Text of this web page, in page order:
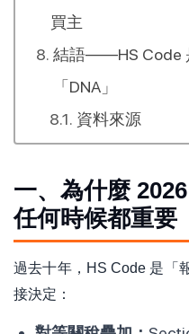
買主
結語——HS Code
「DNA」
資料來源
一、為什麼
任何時候都重要
過去十年，HS Code 是「
接決定：